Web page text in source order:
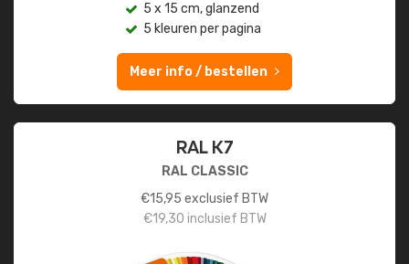
5 x 15 cm, glanzend
5 kleuren per pagina
Meer info / bestellen
RAL K7
RAL CLASSIC
€15,95 exclusief BTW
€19,30 inclusief BTW